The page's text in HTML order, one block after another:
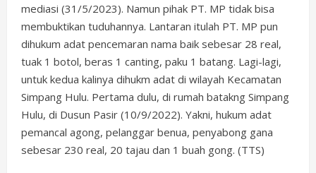
mediasi (31/5/2023). Namun pihak PT. MP tidak bisa
membuktikan tuduhannya. Lantaran itulah PT. MP pun
dihukum adat pencemaran nama baik sebesar 28 real,
tuak 1 botol, beras 1 canting, paku 1 batang. Lagi-lagi,
untuk kedua kalinya dihukm adat di wilayah Kecamatan
Simpang Hulu. Pertama dulu, di rumah batakng Simpang
Hulu, di Dusun Pasir (10/9/2022). Yakni, hukum adat
pemancal agong, pelanggar benua, penyabong gana
sebesar 230 real, 20 tajau dan 1 buah gong. (TTS)